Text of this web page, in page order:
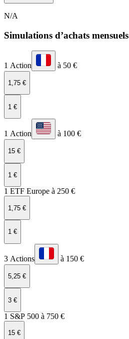
N/A
Simulations d’achats mensuels
1 Action à 50 €
1,75 €
1 €
1 Action à 100 €
15 €
1 €
1 ETF Europe à 250 €
1,75 €
1 €
3 Actions à 150 €
5,25 €
3 €
1 S&P 500 à 750 €
15 €